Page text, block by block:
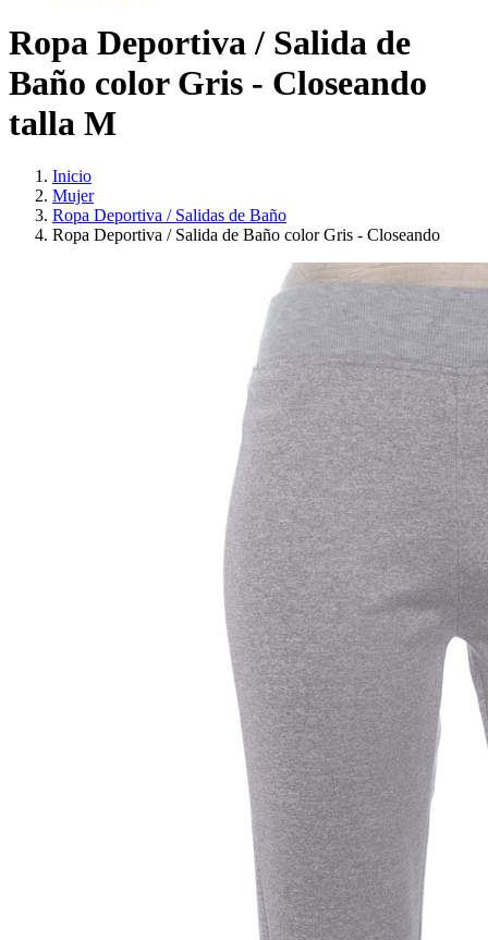
Ropa Deportiva / Salida de
Baño color Gris - Closeando
talla M
Inicio
Mujer
Ropa Deportiva / Salidas de Baño
Ropa Deportiva / Salida de Baño color Gris - Closeando